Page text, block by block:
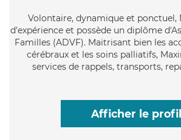
Volontaire, dynamique et ponctuel,
d'expérience et possède un diplôme
Familles (ADVF). Maitrisant bien les
cérébraux et les soins palliatifs,
services de rappels, transports,
Afficher le profil